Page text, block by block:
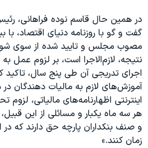
سفر پرزیدنت ترامپ به چین
در همین حال قاسم نوده فراهانی،
گفت و گو با روزنامه دنیای اقتصاد، با
مصوب مجلس و تایید شده از سوی
نتیجه، لازم‌الاجرا است، بر لزوم عمل
اجرای تدریجی آن طی پنج سال، تاکید
آموزش‌های لازم به مالیات دهندگان
اینترنتی اظهارنامه‌های مالیاتی، لزوم
هر سه ماه یکبار و مسائلی از این
و صنف بنکداران پارچه حق دارند که در
زمان کنند.»